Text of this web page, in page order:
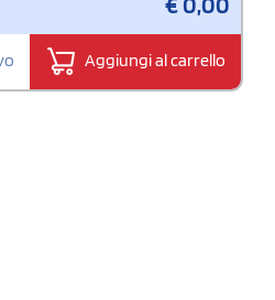
Aggiungi al carrello